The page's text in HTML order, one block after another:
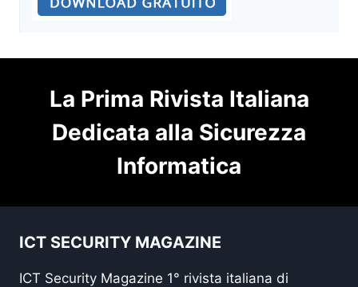
La Prima Rivista Italiana
Dedicata alla Sicurezza
Informatica
ICT SECURITY MAGAZINE
ICT Security Magazine 1° rivista italiana di